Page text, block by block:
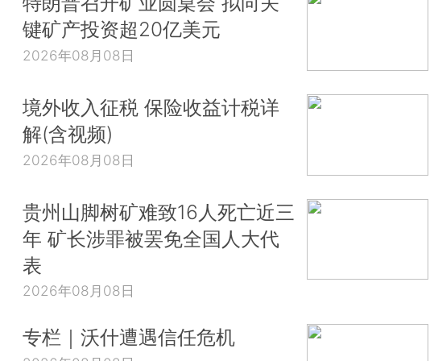
键矿产投资超20亿美元
2026年08月08日
境外收入征税 保险收益计税详
解(含视频)
2026年08月08日
贵州山脚树矿难致16人死亡近三
年 矿长涉罪被罢免全国人大代
表
2026年08月08日
专栏｜沃什遭遇信任危机